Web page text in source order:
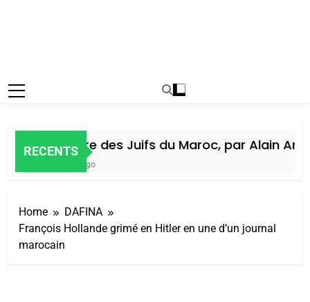
RECENTS
Histoire des Juifs du Maroc, par Alain Amiel
5 Jours Ago
Home
DAFINA
François Hollande grimé en Hitler en une d’un journal
marocain